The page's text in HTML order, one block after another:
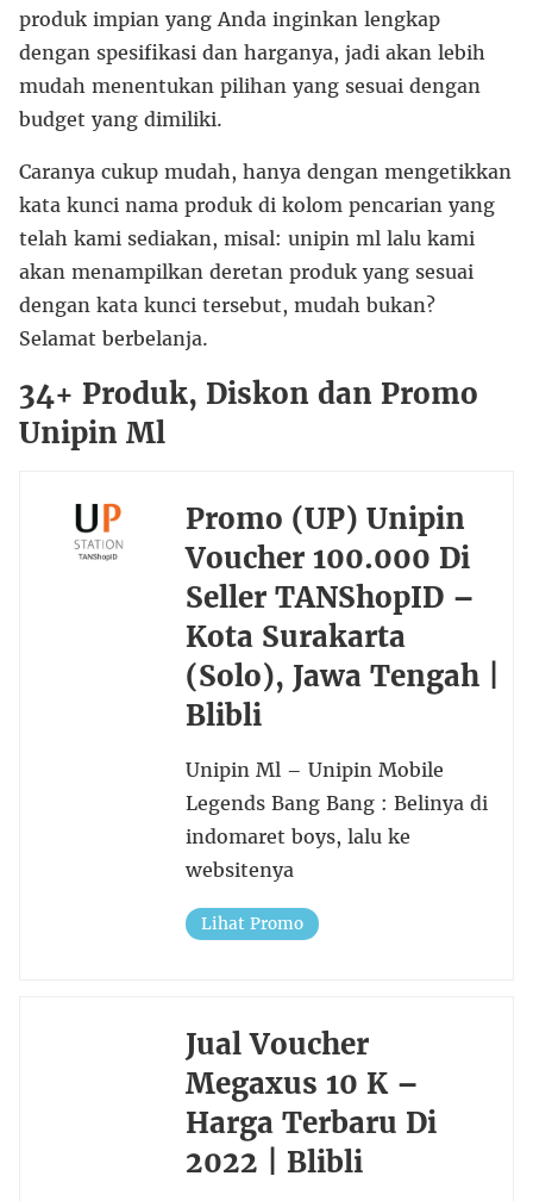
produk impian yang Anda inginkan lengkap
dengan spesifikasi dan harganya, jadi akan lebih
mudah menentukan pilihan yang sesuai dengan
budget yang dimiliki.
Caranya cukup mudah, hanya dengan mengetikkan
kata kunci nama produk di kolom pencarian yang
telah kami sediakan, misal: unipin ml lalu kami
akan menampilkan deretan produk yang sesuai
dengan kata kunci tersebut, mudah bukan?
Selamat berbelanja.
34+ Produk, Diskon dan Promo
Unipin Ml
Promo (UP) Unipin
Voucher 100.000 Di
Seller TANShopID –
Kota Surakarta
(Solo), Jawa Tengah |
Blibli
Unipin Ml – Unipin Mobile
Legends Bang Bang : Belinya di
indomaret boys, lalu ke
websitenya
Lihat Promo
Jual Voucher
Megaxus 10 K –
Harga Terbaru Di
2022 | Blibli